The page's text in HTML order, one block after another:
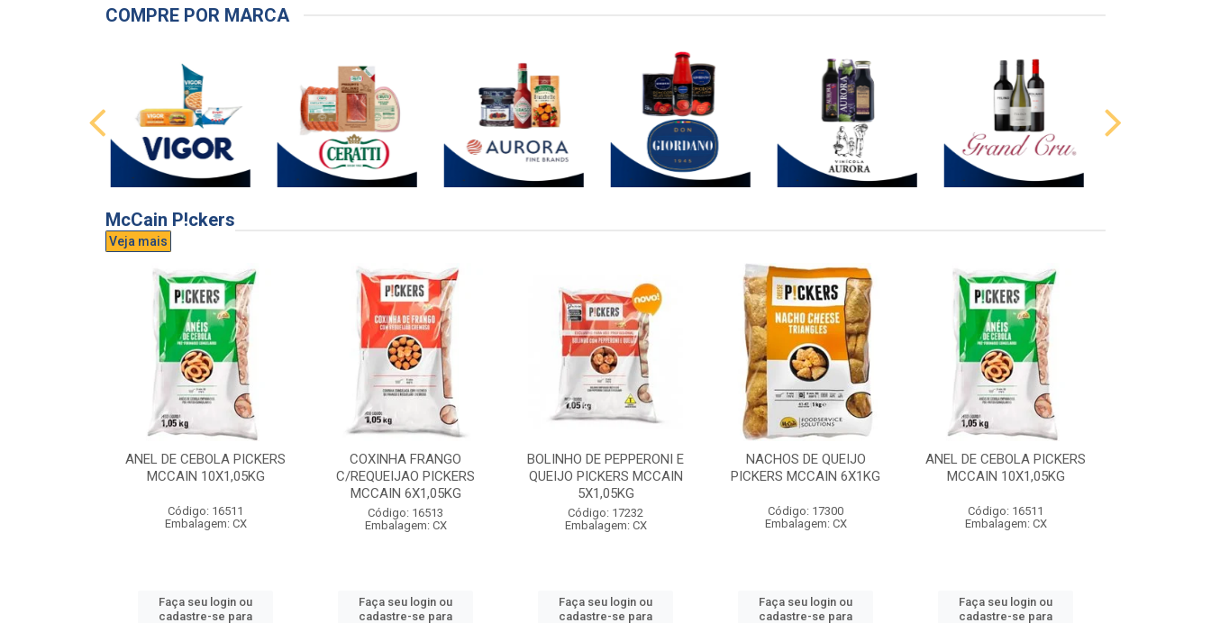
COMPRE POR MARCA
McCain P!ckers
Veja mais
ANEL DE CEBOLA PICKERS
MCCAIN 10X1,05KG
Código: 16511
Embalagem: CX
Faça seu login ou
cadastre-se para
COXINHA FRANGO
C/REQUEIJAO PICKERS
MCCAIN 6X1,05KG
Código: 16513
Embalagem: CX
Faça seu login ou
cadastre-se para
BOLINHO DE PEPPERONI E
QUEIJO PICKERS MCCAIN
5X1,05KG
Código: 17232
Embalagem: CX
Faça seu login ou
cadastre-se para
NACHOS DE QUEIJO
PICKERS MCCAIN 6X1KG
Código: 17300
Embalagem: CX
Faça seu login ou
cadastre-se para
ANEL DE CEBOLA PICKERS
MCCAIN 10X1,05KG
Código: 16511
Embalagem: CX
Faça seu login ou
cadastre-se para